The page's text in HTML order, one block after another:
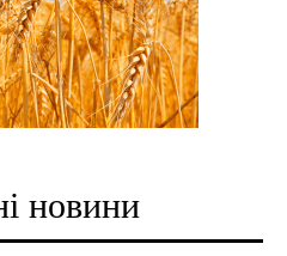
новини